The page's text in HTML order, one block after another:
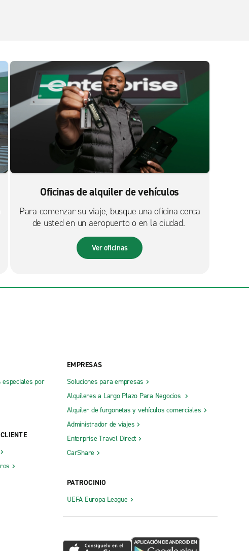
Oficinas de alquiler de vehículos
Para comenzar su viaje, busque una oficina cerca
de usted en un aeropuerto o en la ciudad.
Ver oficinas
por
EMPRESAS
Soluciones para empresas
Alquileres a Largo Plazo Para Negocios
Alquiler de furgonetas y vehículos comerciales
Administrador de viajes
Enterprise Travel Direct
CarShare
PATROCINIO
UEFA Europa League